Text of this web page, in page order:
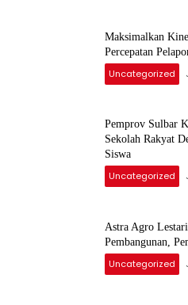
Maksimalkan
Percepatan
Uncategorized
Pemprov Sulbar
Sekolah Rakyat
Siswa
Uncategorized
Astra Agro
Pembangunan,
Uncategorized